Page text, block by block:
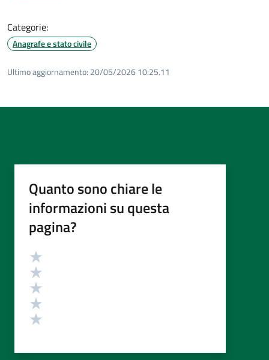
Categorie:
Anagrafe e stato civile
Ultimo aggiornamento: 20/05/2026 10:25.11
Quanto sono chiare le
informazioni su questa
pagina?
Valutazione